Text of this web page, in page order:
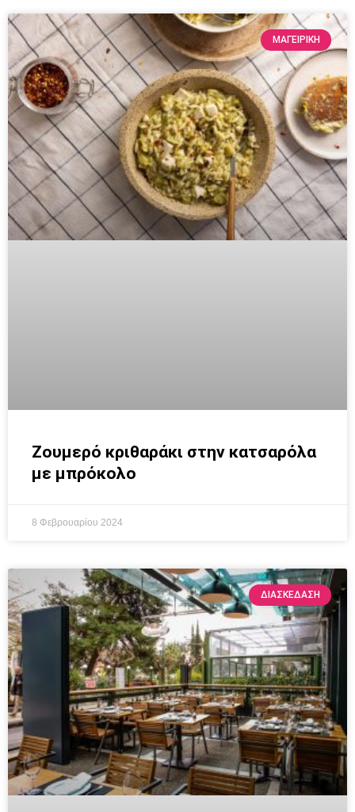
ΜΑΓΕΙΡΙΚΗ
Ζουμερό κριθαράκι στην κατσαρόλα
με μπρόκολο
8 Φεβρουαρίου 2024
ΔΙΑΣΚΕΔΑΣΗ